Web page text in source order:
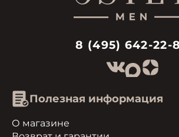
8 (495) 642-22-
Полезная информация
О магазине